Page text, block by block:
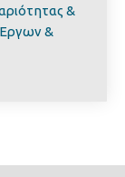
&
Έργων &